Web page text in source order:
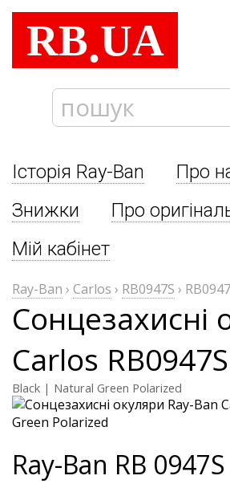
RB.UA
Історія Ray-Ban Про
Знижки
Про
Мій кабінет
Ray-Ban › Carlos › RB0947S ›
Сонцезахисні
Carlos
Black | Natural Green Polarized
Ray-Ban RB